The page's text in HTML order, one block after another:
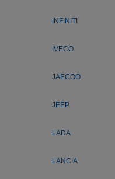
INFINITI
IVECO
JAECOO
JEEP
LADA
LANCIA